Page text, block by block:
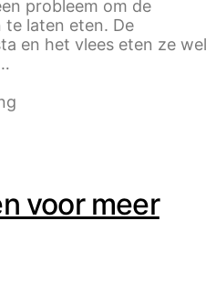
probleem om de
laten eten. De
en het vlees eten ze wel
voor meer